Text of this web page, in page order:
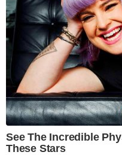
See The Incredible
These Stars